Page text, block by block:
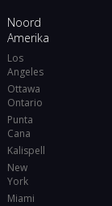
Noord
Amerika
Los
Angeles
Ottawa
Ontario
Punta
Cana
Kalispell
New
York
Miami